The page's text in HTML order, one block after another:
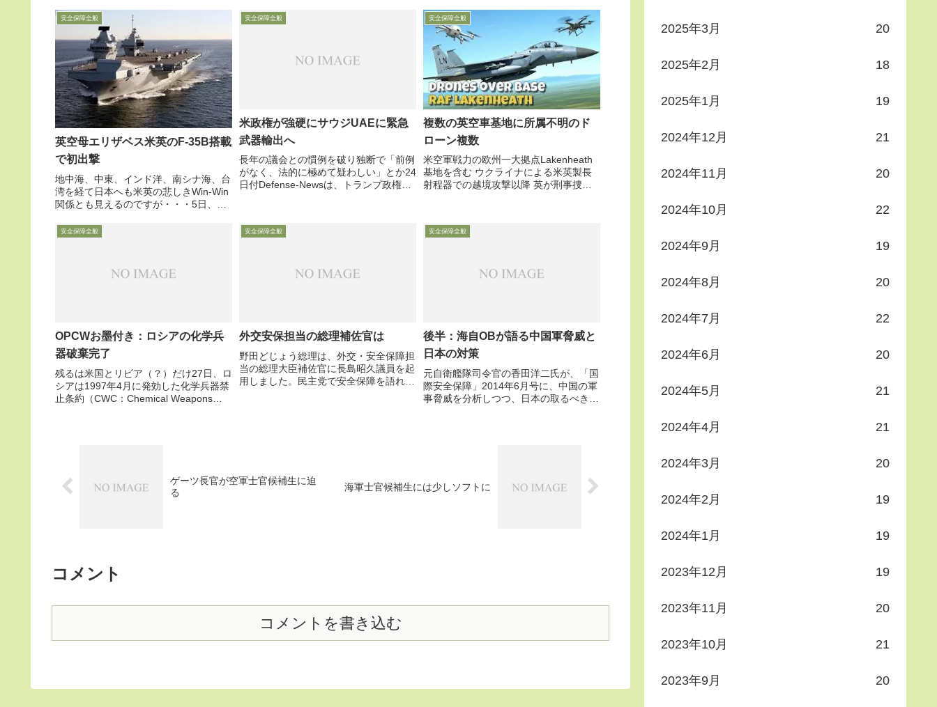
して5月25日までに英国防省幹部が記者
団に、Typfoon戦闘機搭載の機械走査式
安全保障全般
英空母エリザベス米英のF-35B搭載
で初出撃
地中海、中東、インド洋、南シナ海、台
湾を経て日本へも米英の悲しきWin-Win
関係とも見えるのですが・・・5日、英
F-36Bを10機と英海軍F-35Bを8機搭載
し、地中海、中東、インド洋、南シナ海
安全保障全般
米政権が強硬にサウジUAEに緊急
武器輸出へ
長年の議会との慣例を破り独断で「前例
がなく、法的に極めて疑わしい」とか24
日付Defense-Newsは、トランプ政権が
定を利用して、サウジとUAEに9000億
円相当の...
安全保障全般
複数の英空車基地に所属不明のド
ローン複数
米空軍戦力の欧州一大拠点Lakenheath
基地を含む ウクライナによる米英製長
射程器での越境攻撃以降 英が刑事捜査
降、複数の英空車基地（米空軍の...
安全保障全般
OPCWお墨付き：ロシアの化学兵
器破棄完了
残るは米国とリビア（？）だけ27日、ロ
シアは1997年4月に発効した化学兵器禁
止条約（CWC：Chemical Weapons
安全保障全般
外交安保担当の総理補佐官は
野田どじょう総理は、外交・安全保障担
当の総理大臣補佐官に長島昭久議員を起
用しました。民主党で安全保障を語れる
安全保障全般
後半：海自OBが語る中国軍脅威と
日本の対策
元自衛艦隊司令官の香田洋二氏が、「国
際安全保障」2014年6月号に、中国の軍
事脅威を分析しつつ、日本の取るべき方
ゲーツ長官が空軍士官候補生に迫
る
海軍士官候補生には少しソフトに
コメント
コメントを書き込む
2025年3月 20
2025年2月 18
2025年1月 19
2024年12月 21
2024年11月 20
2024年10月 22
2024年9月 19
2024年8月 20
2024年7月 22
2024年6月 20
2024年5月 21
2024年4月 21
2024年3月 20
2024年2月 19
2024年1月 19
2023年12月 19
2023年11月 20
2023年10月 21
2023年9月 20